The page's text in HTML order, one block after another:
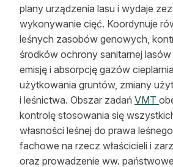
plany urządzenia lasu i wydaje
wykonywanie cięć. Koordynuje
leśnych zasobów genowych,
środków ochrony sanitarnej
emisję i absorpcję gazów
użytkowania gruntów, zmiany
i leśnictwa. Obszar zadań VMT
kontrolę stosowania się
własności leśnej do prawa
fachowe na rzecz właścicieli i
oraz prowadzenie ww.